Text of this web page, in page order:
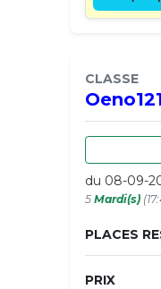
CLASSE
du 08-09-
5 Mardi(s)
PLACES
PRIX